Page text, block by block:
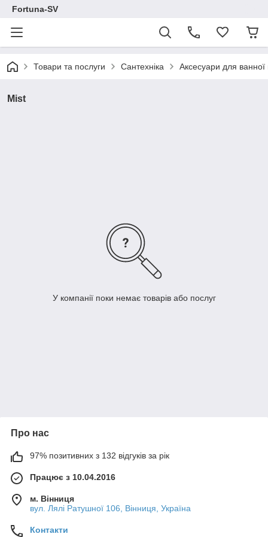
Fortuna-SV
Товари та послуги Сантехніка Аксесуари для ванної
Mist
У компанії поки немає товарів або послуг
Про нас
97% позитивних з 132 відгуків за рік
Працює з 10.04.2016
м. Вінниця
вул. Лялі Ратушної 106, Вінниця, Україна
Контакти